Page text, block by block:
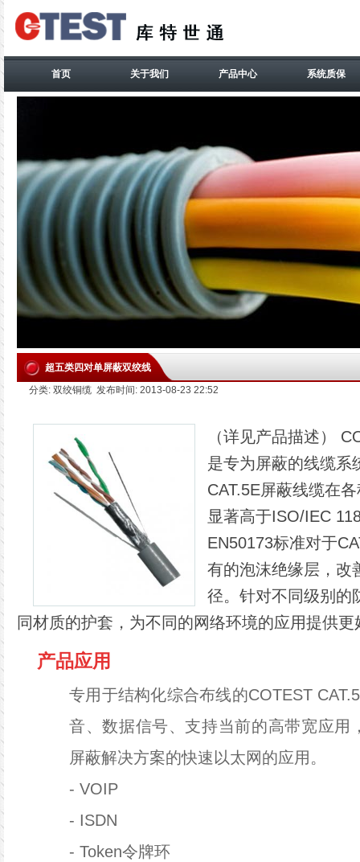
首页 关于我们 产品中心 系统质保
超五类四对单屏蔽双绞线
分类: 双绞铜缆 发布时间: 2013-08-23 22:52
（详见产品描述）
是专为屏蔽的线缆系
CAT.5E屏蔽线缆在
显著高于ISO/IEC
EN50173标准对于
有的泡沫绝缘层，改
径。针对不同级别的
同材质的护套，为不同的网络环境的应用提供
产品应用
专用于结构化综合布线的COTEST
音、数据信号、支持当前的高带宽应用
屏蔽解决方案的快速以太网的应用。
- VOIP
- ISDN
- Token令牌环